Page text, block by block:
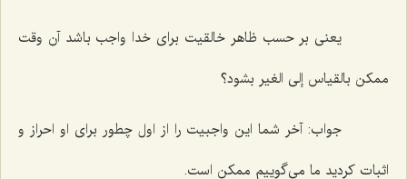
یعنى بر حسب ظاهر خالقیت براى خدا واجب باشد آن وقت
ممكن بالقیاس إلى الغیر بشود؟
جواب: آخر شما این واجبیت را از اول چطور براى او احراز و
اثبات كردید ما مى‌گوییم ممكن است.